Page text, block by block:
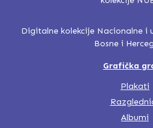
Digitalne kolekcije Nacionalne i
Bosne i
Grafička
Plakati
Albumi